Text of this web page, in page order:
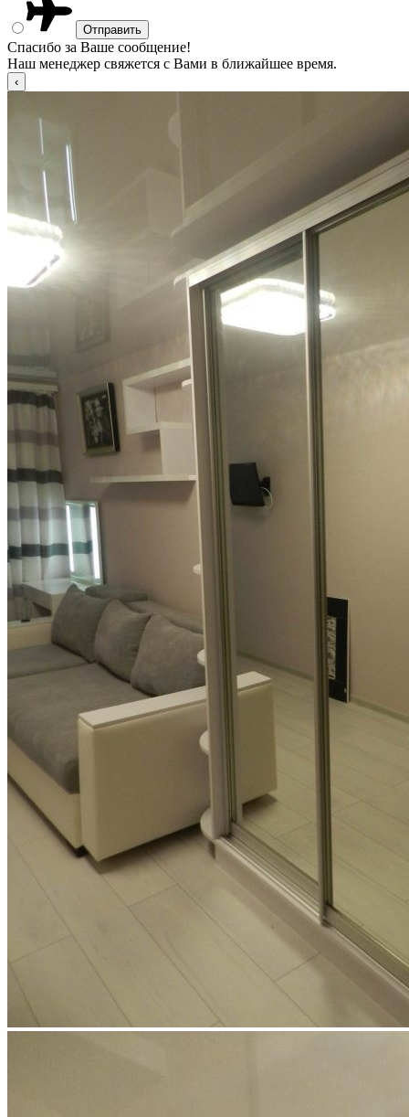
Спасибо за Ваше сообщение!
Наш менеджер свяжется с Вами в ближайшее время.